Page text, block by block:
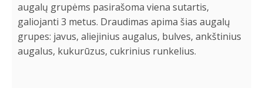
augalų grupėms pasirašoma viena sutartis,
galiojanti 3 metus. Draudimas apima šias augalų
grupes: javus, aliejinius augalus, bulves, ankštinius
augalus, kukurūzus, cukrinius runkelius.